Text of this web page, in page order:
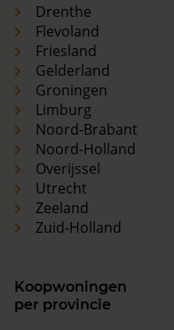
Drenthe
Flevoland
Friesland
Gelderland
Groningen
Limburg
Noord-Brabant
Noord-Holland
Overijssel
Utrecht
Zeeland
Zuid-Holland
Koopwoningen
per provincie